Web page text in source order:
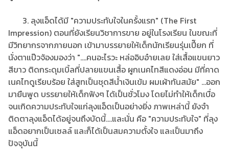
3. ลุงแอ็ดได้มี "ความประทับใจในครั้งแรก" (The First
Impression) ตอนที่ยังเรียนวิชาการขาย อยู่ในโรงเรียน ในขณะที่
มีวิทยากรจากภายนอก เข้ามาบรรยายให้เด็กนักเรียนรุ่นเปี๊ยก ที่
นั่งตาแป๊วจ้องมองว่า "....คนอะไรวะ หล่ออิบอ๋ายเลย ใส่เสื้อแขนยาว
สีขาว ติดกระดุมเบิ้ลที่ปลายแขนเสื้อ ผูกเนคไทสีแดงอ่อน มีที่คาด
เนคไทดูเรียบร้อย ใส่สูทเป็นชุดสีน้ำเงินเข้ม ผมเผ้าทันสมัย" ...ออก
มายืนพูด บรรยายให้เด็กฟังๆ ได้เป็นชั่วโมง โดยไม่ทำให้เด็กเบื่อ
จนเกิดความประทับใจแก่ลุงแอ็ดเป็นอย่างยิ่ง ภาพเหล่านี้ ยังจำ
ติดตาลุงแอ็ดได้อยู่จนถึงบัดนี้....และนั่น คือ "ความประทับใจ" ที่ลุง
แอ็ดอยากเป็นเซลล์ และก็ได้เป็นสมความตั้งใจ และเป็นมาถึง
ปัจจุบันนี้